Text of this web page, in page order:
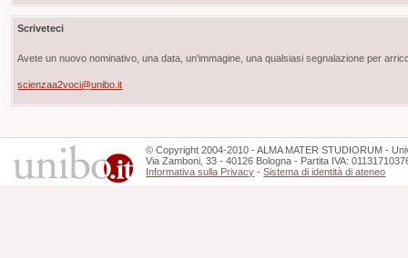
Scriveteci
Avete un nuovo nominativo, una data, un'immagine, una qualsiasi segnalazione per
scienzaa2voci@unibo.it
©Copyright 2004-2010 - ALMA MATER STUDIORUM -
Via Zamboni, 33 - 40126 Bologna - Partita IVA:
Informativa sulla Privacy -Sistema di identità di ateneo